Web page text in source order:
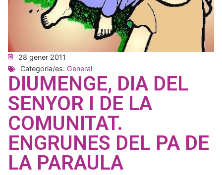
28 gener 2011
Categoria/es: General
DIUMENGE, DIA DEL
SENYOR I DE LA
COMUNITAT.
ENGRUNES DEL PA DE
LA PARAULA